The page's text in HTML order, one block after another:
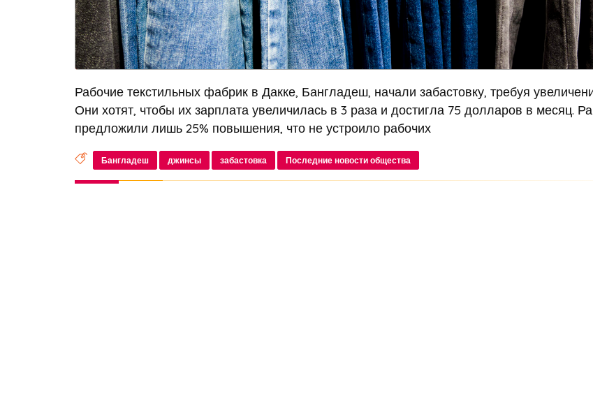
Рабочие текстильных фабрик в Дакке, Бангладеш, начали забастовку, требуя
Они хотят, чтобы их зарплата увеличилась в 3 раза и достигла 75 долларов в месяц.
предложили лишь 25% повышения, что не устроило рабочих
Бангладеш джинсы забастовка Последние новости общества